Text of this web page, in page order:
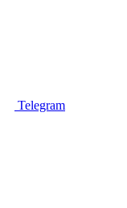
Telegram